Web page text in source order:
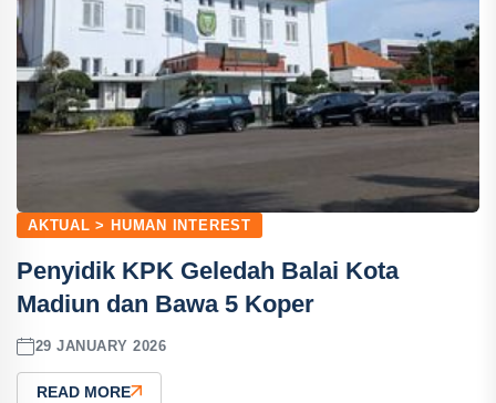
AKTUAL > HUMAN INTEREST
Penyidik KPK Geledah Balai Kota
Madiun dan Bawa 5 Koper
29 JANUARY 2026
READ MORE